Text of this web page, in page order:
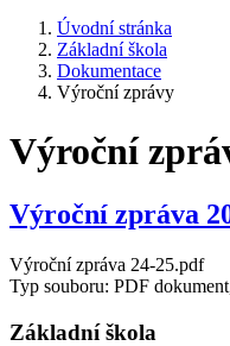
Úvodní stránka
Základní škola
Dokumentace
Výroční zprávy
Výroční
Výroční zpráva
Výroční zpráva 24-25.pdf
Typ souboru: PDF
Základní škola